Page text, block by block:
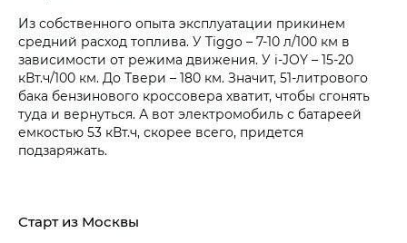
Из собственного опыта эксплуатации прикинем
средний расход топлива. У Tiggo – 7-10 л/100 км в
зависимости от режима движения. У i‑JOY – 15-20
кВт.ч/100 км. До Твери – 180 км. Значит, 51-литрового
бака бензинового кроссовера хватит, чтобы сгонять
туда и вернуться. А вот электромобиль с батареей
емкостью 53 кВт.ч, скорее всего, придется
подзаряжать.
Старт из Москвы